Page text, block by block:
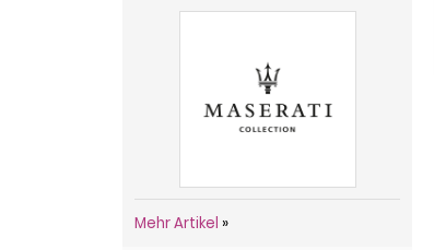
Mehr Artikel »